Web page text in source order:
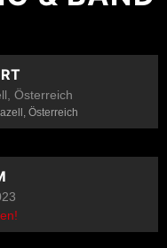
Österreich
Österreich